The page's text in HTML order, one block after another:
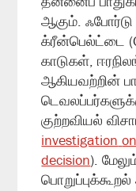
ஆகும்.
க்ரீன்பெல்ட்டை
காடுகள்,
ஆகியவற்றின்
குற்றவியல்
investigation
decision).